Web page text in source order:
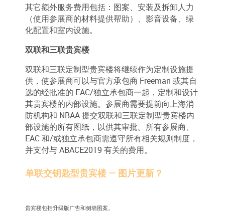
其它额外服务费用包括：图案、安装及拆卸人力
（使用参展商的材料提供帮助）、影音设备、绿
化配置和室内设施。
双联和三联贵宾楼
双联和三联定制型贵宾楼将继续作为定制设施提
供，使参展商可以与官方承包商 Freeman 或其自
选的经批准的 EAC/独立承包商一起，定制和设计
其贵宾楼的内部设施。参展商需要提前向上海消
防机构和 NBAA 提交双联和三联定制型贵宾楼内
部设施的所有图纸，以供其审批。所有参展商、
EAC 和/或独立承包商需遵守所有相关规则制度，
并支付与 ABACE2019 有关的费用。
单联交钥匙型贵宾楼 — 图片更新？
贵宾楼包括升级版广告和侧墙图案。